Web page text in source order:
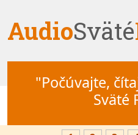
AudioSväté
"Počúvajte,
Sväté